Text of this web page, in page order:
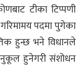
टीका टिप्पणी
गरिमामय पदमा पुगेका
हुन्छ भने विधानले
हुनेगरी संशोधन